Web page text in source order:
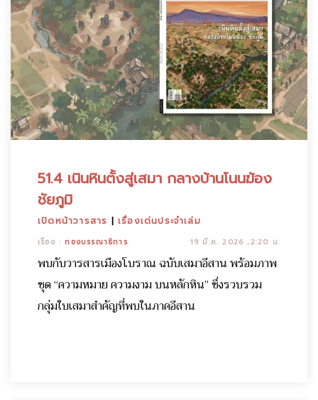
51.4 เนินหินตั้งสู่เสมา กลางบ้านโนนฆ้อง
ชัยภูมิ
เปิดหน้าวารสาร |เรื่องเด่นประจำเล่ม
เรื่อง :กองบรรณาธิการ 19 มี.ค. 2026 ,2:20 น.
พบกับวารสารเมืองโบราณ ฉบับเสมาอีสาน พร้อมภาพ
ชุด “ความหมาย ความงาม บนหลักหิน” ซึ่งรวบรวม
กลุ่มใบเสมาสำคัญที่พบในภาคอีสาน